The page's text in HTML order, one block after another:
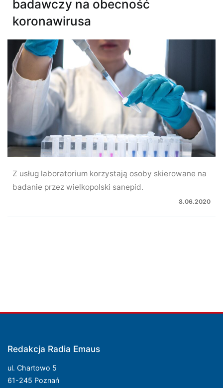
badawczy na obecność
koronawirusa
Z usług laboratorium korzystają osoby skierowane na
badanie przez wielkopolski sanepid.
8.06.2020
Redakcja Radia Emaus
ul. Chartowo 5
61-245 Poznań